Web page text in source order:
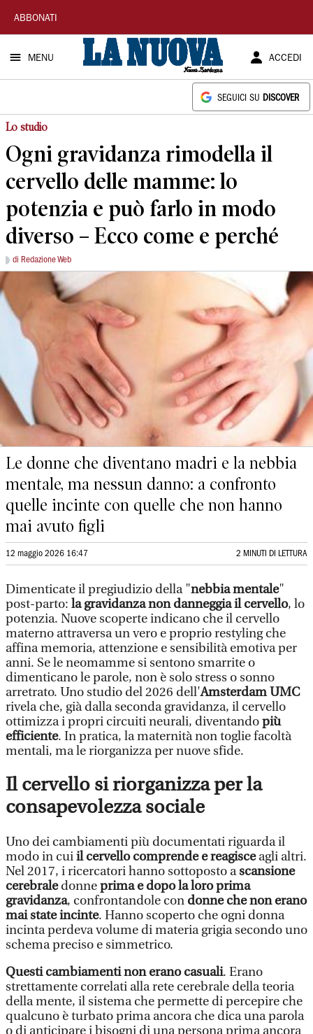
La
Nuova
Sardegna
ABBONATI
MENU ACCEDI
SEGUICI SU DISCOVER
Lo studio
Ogni gravidanza rimodella il
cervello delle mamme: lo
potenzia e può farlo in modo
diverso – Ecco come e perché
di Redazione Web
Le donne che diventano madri e la nebbia
mentale, ma nessun danno: a confronto
quelle incinte con quelle che non hanno
mai avuto figli
12 maggio 2026 16:47 2 MINUTI DI LETTURA
Dimenticate il pregiudizio della "nebbia mentale"
post-parto: la gravidanza non danneggia il cervello, lo
potenzia. Nuove scoperte indicano che il cervello
materno attraversa un vero e proprio restyling che
affina memoria, attenzione e sensibilità emotiva per
anni. Se le neomamme si sentono smarrite o
dimenticano le parole, non è solo stress o sonno
arretrato. Uno studio del 2026 dell'Amsterdam UMC
rivela che, già dalla seconda gravidanza, il cervello
ottimizza i propri circuiti neurali, diventandopiù
efficiente. In pratica, la maternità non toglie facoltà
mentali, ma le riorganizza per nuove sfide.
Il cervello si riorganizza per la
consapevolezza sociale
Uno dei cambiamenti più documentati riguarda il
modo in cuiil cervello comprende e reagisceagli altri.
Nel 2017, i ricercatori hanno sottoposto ascansione
cerebraledonneprima e dopo la loro prima
gravidanza, confrontandole con donne che non erano
mai state incinte. Hanno scoperto che ogni donna
incinta perdeva volume di materia grigia secondo uno
schema preciso e simmetrico.
Questi cambiamenti non erano casuali. Erano
strettamente correlati alla rete cerebrale della teoria
della mente, il sistema che permette di percepire che
qualcuno è turbato prima ancora che dica una parola
o di anticipare i bisogni di una persona prima ancora